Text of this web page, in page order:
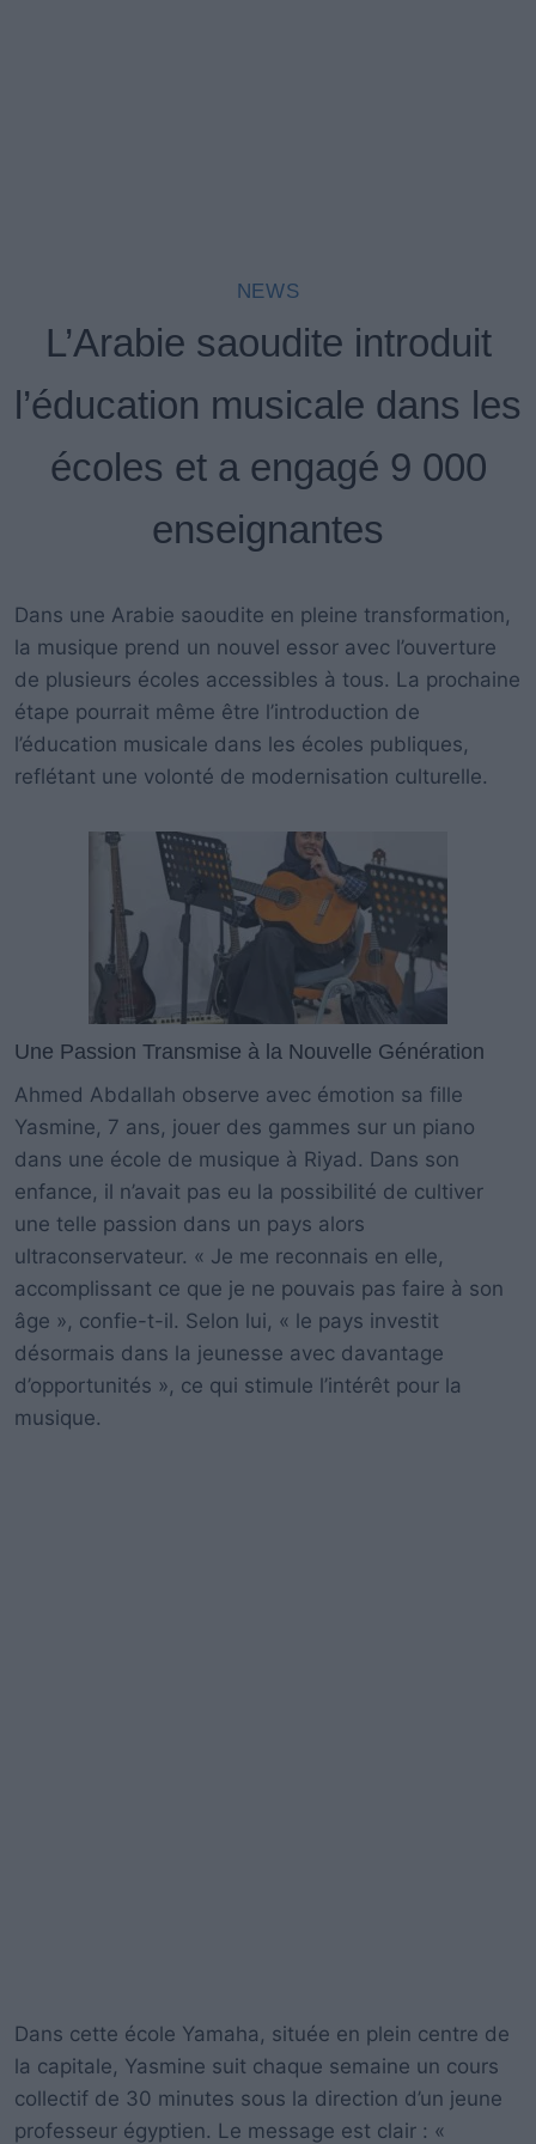
NEWS
L’Arabie saoudite introduit
l’éducation musicale dans les
écoles et a engagé 9 000
enseignantes
Dans une Arabie saoudite en pleine transformation,
la musique prend un nouvel essor avec l’ouverture
de plusieurs écoles accessibles à tous. La prochaine
étape pourrait même être l’introduction de
l’éducation musicale dans les écoles publiques,
reflétant une volonté de modernisation culturelle.
Une Passion Transmise à la Nouvelle Génération
Ahmed Abdallah observe avec émotion sa fille
Yasmine, 7 ans, jouer des gammes sur un piano
dans une école de musique à Riyad. Dans son
enfance, il n’avait pas eu la possibilité de cultiver
une telle passion dans un pays alors
ultraconservateur. « Je me reconnais en elle,
accomplissant ce que je ne pouvais pas faire à son
âge », confie-t-il. Selon lui, « le pays investit
désormais dans la jeunesse avec davantage
d’opportunités », ce qui stimule l’intérêt pour la
musique.
Dans cette école Yamaha, située en plein centre de
la capitale, Yasmine suit chaque semaine un cours
collectif de 30 minutes sous la direction d’un jeune
professeur égyptien. Le message est clair : «